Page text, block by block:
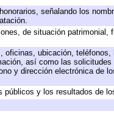
señalando los
de situación
ubicación,
así como las
y dirección electrónica de
públicos y los resultados de